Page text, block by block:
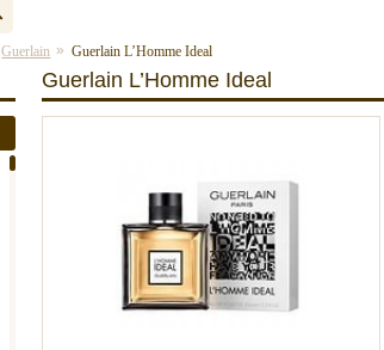
Guerlain » Guerlain L’Homme Ideal
Guerlain L’Homme Ideal